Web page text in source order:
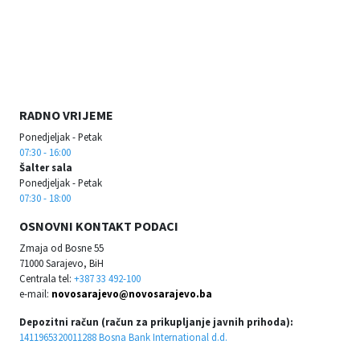
RADNO VRIJEME
Ponedjeljak - Petak
07:30 - 16:00
Šalter sala
Ponedjeljak - Petak
07:30 - 18:00
OSNOVNI KONTAKT PODACI
Zmaja od Bosne 55
71000 Sarajevo, BiH
Centrala tel: +387 33 492-100
e-mail: novosarajevo@novosarajevo.ba
Depozitni račun (račun za prikupljanje javnih prihoda):
1411965320011288 Bosna Bank International d.d.